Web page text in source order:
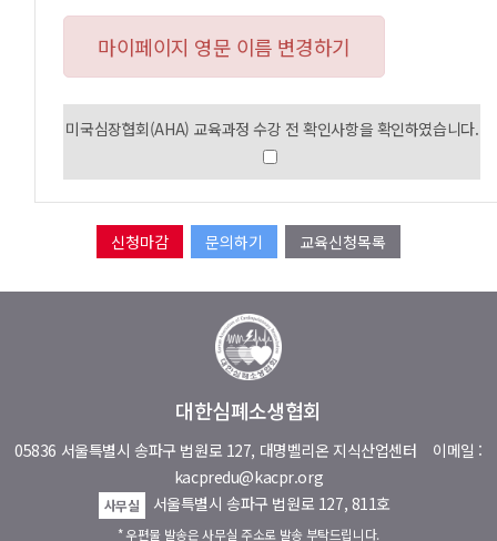
마이페이지 영문 이름 변경하기
미국심장협회(AHA) 교육과정 수강 전 확인사항을 확인하였습니다.
문의하기 교육신청목록
대한심폐소생협회
05836 서울특별시 송파구 법원로 127, 대명벨리온 지식산업센터 이메일 :
kacpredu@kacpr.org
사무실 서울특별시 송파구 법원로 127, 811호
* 우편물 발송은 사무실 주소로 발송 부탁드립니다.